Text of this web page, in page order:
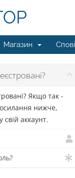
Магазин
Якщо так -
нижче,
свій аккаунт.